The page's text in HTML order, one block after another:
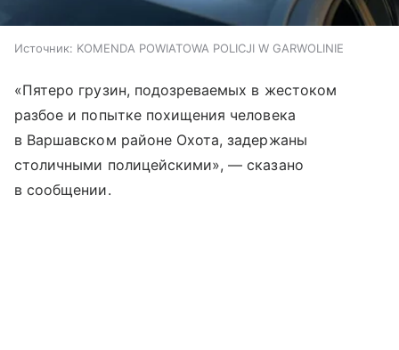
Источник: KOMENDA POWIATOWA POLICJI W GARWOLINIE
«Пятеро грузин, подозреваемых в жестоком
разбое и попытке похищения человека
в Варшавском районе Охота, задержаны
столичными полицейскими», — сказано
в сообщении.